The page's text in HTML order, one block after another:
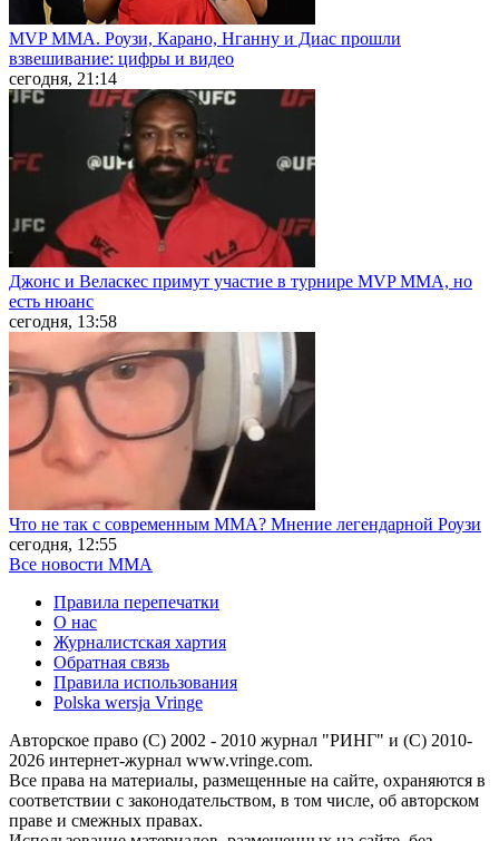
MVP ММА. Роузи, Карано, Нганну и Диас прошли
взвешивание: цифры и видео
сегодня, 21:14
Джонс и Веласкес примут участие в турнире MVP MMA, но
есть нюанс
сегодня, 13:58
Что не так с современным ММА? Мнение легендарной Роузи
сегодня, 12:55
Все новости MMA
Правила перепечатки
О нас
Журналистская хартия
Обратная связь
Правила использования
Polska wersja Vringe
Авторское право (С) 2002 - 2010 журнал "РИНГ" и (С) 2010-
2026 интернет-журнал www.vringe.com.
Все права на материалы, размещенные на сайте, охраняются в
соответствии с законодательством, в том числе, об авторском
праве и смежных правах.